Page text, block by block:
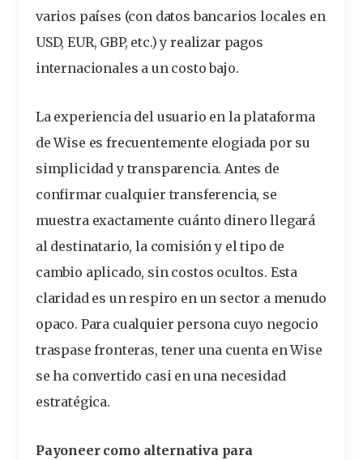
varios países (con datos bancarios locales en
USD, EUR, GBP, etc.) y realizar pagos
internacionales a un costo bajo.
La experiencia del usuario en la plataforma
de Wise es frecuentemente elogiada por su
simplicidad y transparencia. Antes de
confirmar cualquier transferencia, se
muestra exactamente cuánto dinero llegará
al destinatario, la comisión y el tipo de
cambio aplicado, sin costos ocultos. Esta
claridad es un respiro en un sector a menudo
opaco. Para cualquier persona cuyo negocio
traspase fronteras, tener una cuenta en Wise
se ha convertido casi en una necesidad
estratégica.
Payoneer como alternativa para